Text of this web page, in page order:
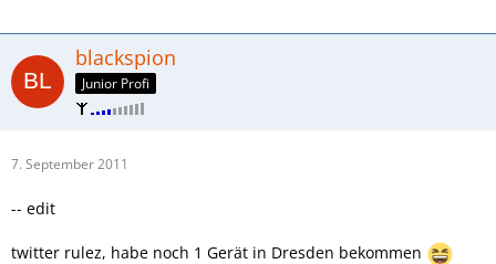
blackspion
Junior Profi
7. September 2011
-- edit
twitter rulez, habe noch 1 Gerät in Dresden bekommen